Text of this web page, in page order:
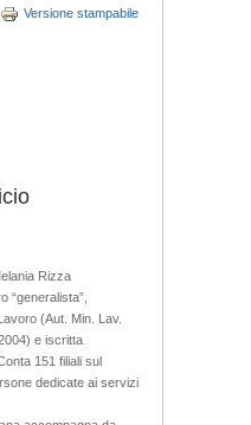
Versione stampabile
Rizza
“generalista”,
(Aut. Min. Lav.
e iscritta
151 filiali sul
dedicate ai servizi